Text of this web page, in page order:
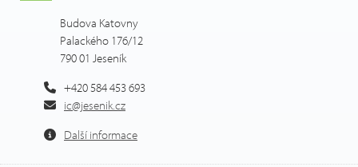
Budova Katovny
Palackého 176/12
790 01 Jeseník
+420 584 453 693
ic@jesenik.cz
Další informace